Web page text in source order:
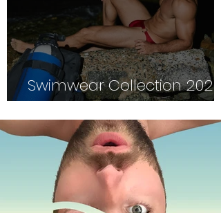
Swimwear Collection 2026
von MODUS VIVENDI